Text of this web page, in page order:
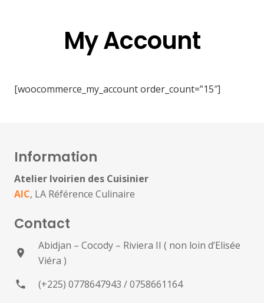
My Account
[woocommerce_my_account order_count=”15″]
Information
Atelier Ivoirien des Cuisinier
AIC, LA Référence Culinaire
Contact
location_on
Abidjan – Cocody – Riviera II ( non loin d’Elisée
Viéra )
phone (+225) 0778647943 / 0758661164